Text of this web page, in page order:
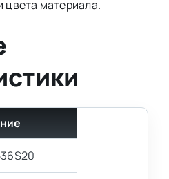
цвета материала.